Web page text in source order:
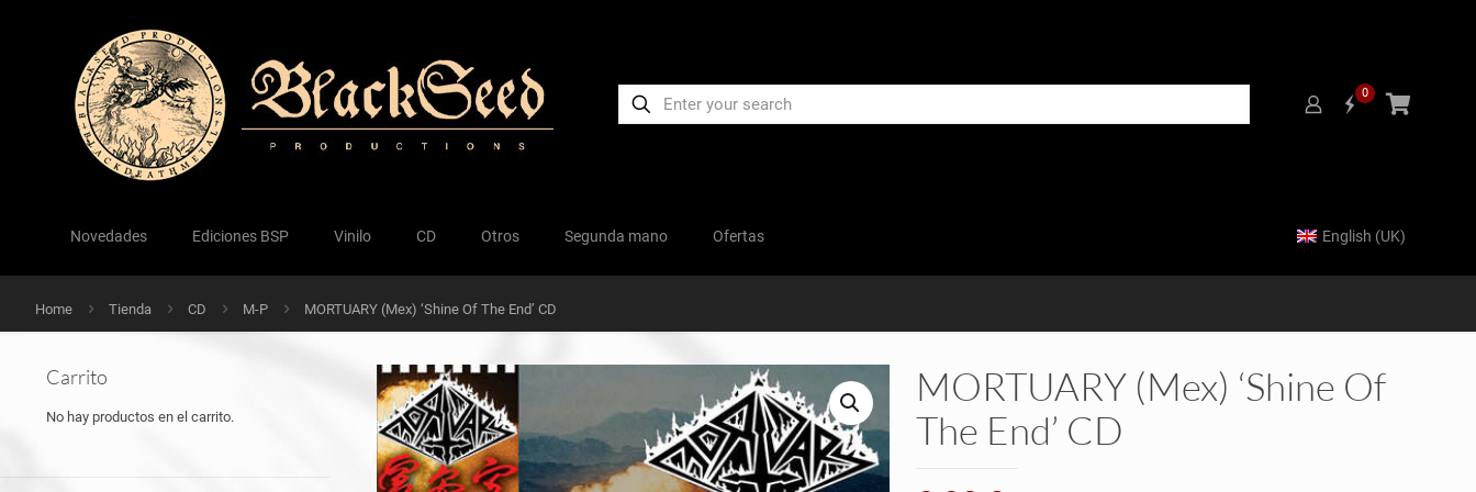
0
Novedades Ediciones BSP Vinilo CD Otros Segunda mano Ofertas English (UK)
Home Tienda CD M-P MORTUARY (Mex) ‘Shine Of The End’ CD
MORTUARY (Mex) ‘Shine Of
The End’ CD
Carrito
No hay productos en el carrito.